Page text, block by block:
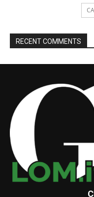
RECENT COMMENTS